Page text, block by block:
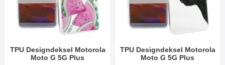
TPU Designdeksel Motorola
Moto G 5G Plus
TPU Designdeksel Motorola
Moto G 5G Plus